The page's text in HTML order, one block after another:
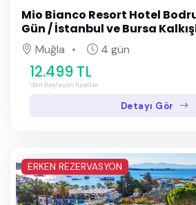
Mio Bianco Resort Hotel
Gün / İstanbul ve Bursa
Muğla 4 gün
12.499 TL
'den başlayan fiyatlar
Detayı Gör
ERKEN REZERVASYON